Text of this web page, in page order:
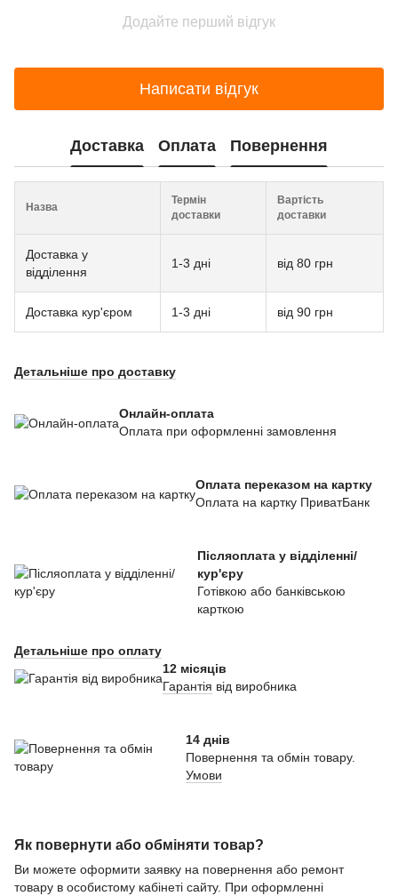
Додайте перший відгук
Написати відгук
Доставка Оплата Повернення
Назва
Термін
доставки
Вартість
доставки
Доставка у
відділення
1-3 дні від 80 грн
Доставка кур'єром 1-3 дні від 90 грн
Детальніше про доставку
Онлайн-оплата
Оплата при оформленні замовлення
Оплата переказом на картку
Оплата на картку ПриватБанк
Післяоплата у відділенні/
кур'єру
Готівкою або банківською
карткою
Детальніше про оплату
12 місяців
Гарантія від виробника
14 днів
Повернення та обмін товару.
Умови
Як повернути або обміняти товар?
Ви можете оформити заявку на повернення або ремонт
товару в особистому кабінеті сайту. При оформленні